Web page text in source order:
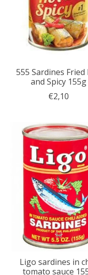
555 Sardines
and Spicy 155g
€2,10
Ligo sardines in
tomato sauce